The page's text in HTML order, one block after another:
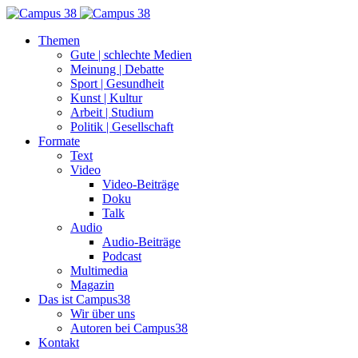
Themen
Gute | schlechte Medien
Meinung | Debatte
Sport | Gesundheit
Kunst | Kultur
Arbeit | Studium
Politik | Gesellschaft
Formate
Text
Video
Video-Beiträge
Doku
Talk
Audio
Audio-Beiträge
Podcast
Multimedia
Magazin
Das ist Campus38
Wir über uns
Autoren bei Campus38
Kontakt